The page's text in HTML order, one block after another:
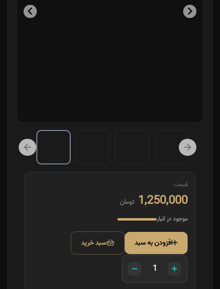
قیمت
1,250,000 تومان
موجود در انبار
افزودن به سبد سبد خرید